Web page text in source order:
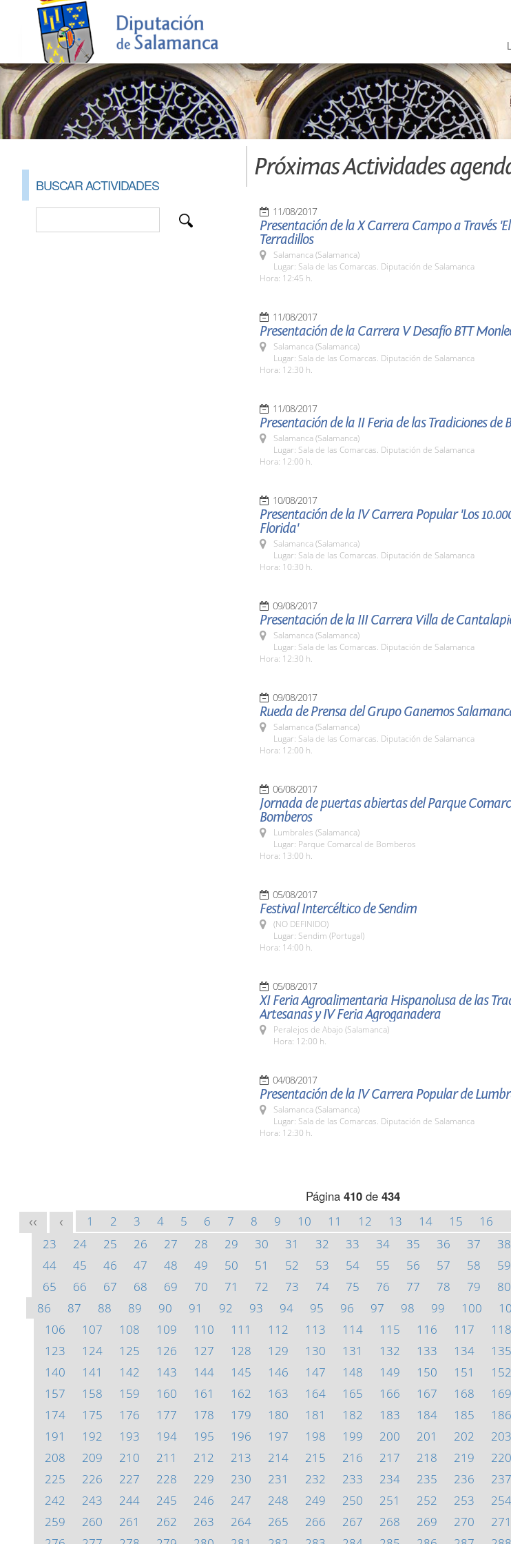
BUSCAR ACTIVIDADES
Próximas Actividades
11/08/2017
Presentación de la X Carrera Campo a Través
Terradillos
Salamanca (Salamanca)
Lugar: Sala de las Comarcas. Diputación de Salamanca
Hora: 12:45 h.
11/08/2017
Presentación de la Carrera V Desafío BTT
Salamanca (Salamanca)
Lugar: Sala de las Comarcas. Diputación de Salamanca
Hora: 12:30 h.
11/08/2017
Presentación de la II Feria de las Tradiciones de
Salamanca (Salamanca)
Lugar: Sala de las Comarcas. Diputación de Salamanca
Hora: 12:00 h.
10/08/2017
Presentación de la IV Carrera Popular 'Los
Florida'
Salamanca (Salamanca)
Lugar: Sala de las Comarcas. Diputación de Salamanca
Hora: 10:30 h.
09/08/2017
Presentación de la III Carrera Villa de
Salamanca (Salamanca)
Lugar: Sala de las Comarcas. Diputación de Salamanca
Hora: 12:30 h.
09/08/2017
Rueda de Prensa del Grupo Ganemos
Salamanca (Salamanca)
Lugar: Sala de las Comarcas. Diputación de Salamanca
Hora: 12:00 h.
06/08/2017
Jornada de puertas abiertas del Parque
Bomberos
Lumbrales (Salamanca)
Lugar: Parque Comarcal de Bomberos
Hora: 13:00 h.
05/08/2017
Festival Intercéltico de Sendim
(NO DEFINIDO)
Lugar: Sendim (Portugal)
Hora: 14:00 h.
05/08/2017
XI Feria Agroalimentaria Hispanolusa de las
Artesanas y IV Feria Agroganadera
Peralejos de Abajo (Salamanca)
Hora: 12:00 h.
04/08/2017
Presentación de la IV Carrera Popular de
Salamanca (Salamanca)
Lugar: Sala de las Comarcas. Diputación de Salamanca
Hora: 12:30 h.
Página 410de 434
<< < 1 2 3 4 5 6 7 8 9 10 11 12 13 14 15 16
23
24 25 26 27 28 29 30 31 32 33 34 35 36 37 38
44
45 46 47 48 49 50 51 52 53 54 55 56 57 58 59
65
66 67 68 69 70 71 72 73 74 75 76 77 78 79 80
86
87 88 89 90 91 92 93 94 95 96 97 98 99 100
106
107 108 109 110 111 112 113 114 115 116 117 118
123
124 125 126 127 128 129 130 131 132 133 134 135
140
141 142 143 144 145 146 147 148 149 150 151 152
157
158 159 160 161 162 163 164 165 166 167 168 169
174
175 176 177 178 179 180 181 182 183 184 185 186
191
192 193 194 195 196 197 198 199 200 201 202 203
208
209 210 211 212 213 214 215 216 217 218 219 220
225
226 227 228 229 230 231 232 233 234 235 236 237
242
243 244 245 246 247 248 249 250 251 252 253 254
259
260 261 262 263 264 265 266 267 268 269 270 271